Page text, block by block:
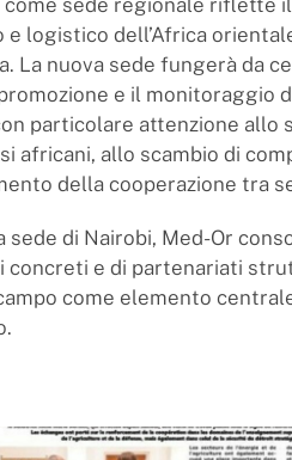
come sede regionale riflette
e logistico dell’Africa
La nuova sede fungerà da
e il monitoraggio
particolare attenzione allo
africani, allo scambio di
della cooperazione tra
sede di Nairobi, Med-Or
concreti e di partenariati
come elemento